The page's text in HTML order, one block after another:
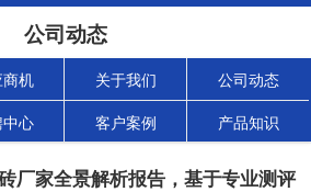
公司动态
商机 关于我们 公司动态
中心 客户案例 产品知识
厂家全景解析报告，基于专业测评